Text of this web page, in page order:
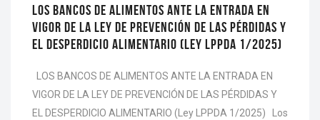
LOS BANCOS DE ALIMENTOS ANTE LA ENTRADA EN
VIGOR DE LA LEY DE PREVENCIÓN DE LAS PÉRDIDAS Y
EL DESPERDICIO ALIMENTARIO (LEY LPPDA 1/2025)
LOS BANCOS DE ALIMENTOS ANTE LA ENTRADA EN
VIGOR DE LA LEY DE PREVENCIÓN DE LAS PÉRDIDAS Y
EL DESPERDICIO ALIMENTARIO (Ley LPPDA 1/2025) Los